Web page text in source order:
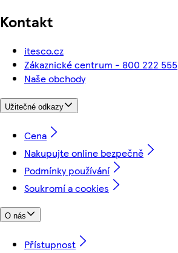
Kontakt
itesco.cz
Zákaznické centrum - 800 222 555
Naše obchody
Užitečné odkazy
Cena
Nakupujte online bezpečně
Podmínky používání
Soukromí a cookies
O nás
Přístupnost